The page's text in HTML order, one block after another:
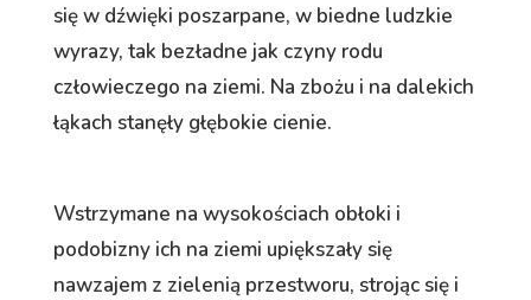
się w dźwięki poszarpane, w biedne ludzkie
wyrazy, tak bezładne jak czyny rodu
człowieczego na ziemi. Na zbożu i na dalekich
łąkach stanęły głębokie cienie.
Wstrzymane na wysokościach obłoki i
podobizny ich na ziemi upiększały się
nawzajem z zielenią przestworu, strojąc się i